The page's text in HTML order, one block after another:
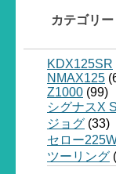
カテゴリー
KDX125SR
NMAX125
Z1000 (99)
シグナスX
ジョグ (33)
セロー
ツーリング